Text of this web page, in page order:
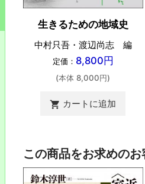
生きるための地域史
中村只吾・渡辺尚志 編
定価： 8,800円
(本体 8,000円)
shopping_cart カートに追加
この商品をお求めのお